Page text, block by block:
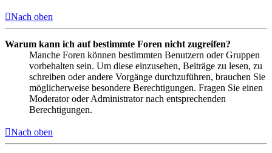
Nach oben
Warum kann ich auf bestimmte Foren nicht zugreifen?
Manche Foren können bestimmten Benutzern oder Gruppen
vorbehalten sein. Um diese einzusehen, Beiträge zu lesen, zu
schreiben oder andere Vorgänge durchzuführen, brauchen Sie
möglicherweise besondere Berechtigungen. Fragen Sie einen
Moderator oder Administrator nach entsprechenden
Berechtigungen.
Nach oben